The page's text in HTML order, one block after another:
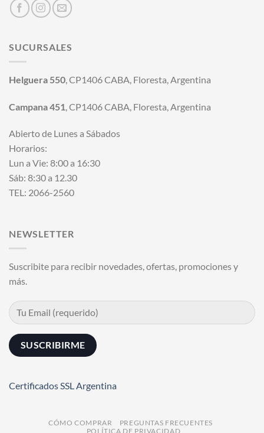
SUCURSALES
Helguera 550 , CP1406 CABA, Floresta, Argentina
Campana 451 , CP1406 CABA, Floresta, Argentina
Abierto de Lunes a Sábados
Horarios:
Lun a Vie: 8:00 a 16:30
Sáb: 8:30 a 12.30
TEL: 2066-2560
NEWSLETTER
Suscribite para recibir novedades, ofertas, promociones y
más.
Certificados SSL Argentina
CÓMO COMPRAR
PREGUNTAS FRECUENTES
POLÍTICA DE PRIVACIDAD